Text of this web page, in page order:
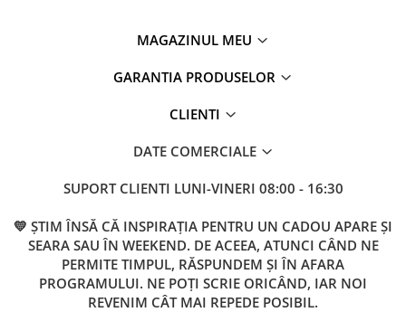
MAGAZINUL MEU
GARANTIA PRODUSELOR
CLIENTI
DATE COMERCIALE
SUPORT CLIENTI LUNI-VINERI 08:00 - 16:30
💛 ȘTIM ÎNSĂ CĂ INSPIRAȚIA PENTRU UN CADOU APARE ȘI
SEARA SAU ÎN WEEKEND. DE ACEEA, ATUNCI CÂND NE
PERMITE TIMPUL, RĂSPUNDEM ȘI ÎN AFARA
PROGRAMULUI. NE POȚI SCRIE ORICÂND, IAR NOI
REVENIM CÂT MAI REPEDE POSIBIL.